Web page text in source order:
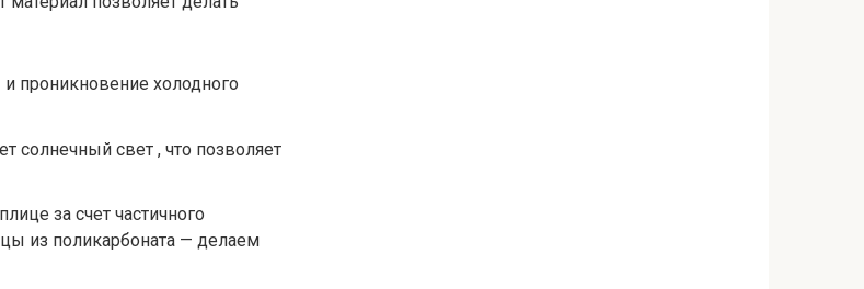
проникновение холодного
солнечный свет , что позволяет
за счет частичного
из поликарбоната — делаем